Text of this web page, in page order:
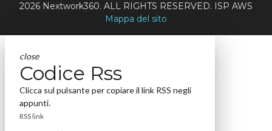
2026 Nextwork360. ALL RIGHTS RESERVED. ISP AWS
Mappa del sito
close
Codice Rss
Clicca sul pulsante per copiare il link RSS negli
appunti.
RSS link